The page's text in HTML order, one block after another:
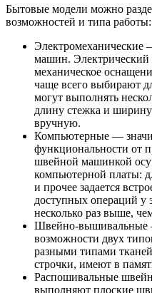
Бытовые модели можно
возможностей и типа работы:
машин. Электрический
механическое
чаще всего выбирают
могут выполнять
длину стежка и
вручную.
Компьютерные —
функциональности от
швейной машинкой
компьютерной платы:
и прочее задается
доступных операций у
несколько раз выше,
Швейно-вышивальные
возможности двух
разными типами
строчки, имеют в
Распошивальные
выполняют плоские